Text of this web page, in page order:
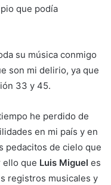
que podía
su música conmigo
son mi delirio, ya que
33 y 45.
he perdido de
en mi país y en
pedacitos de cielo que
ello que Luis Miguel es
registros musicales y